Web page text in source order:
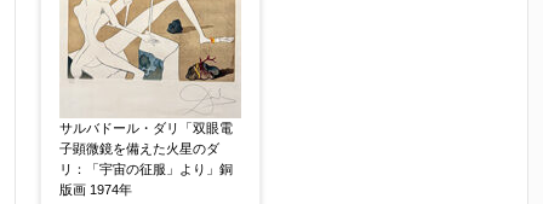
※データはSSL(Secure Sockets Layer)通信によ
り暗号化して送信されます。
サルバドール・ダリ「双眼電
子顕微鏡を備えた火星のダ
リ：「宇宙の征服」より」銅
版画 1974年